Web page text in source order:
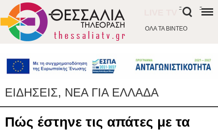
ΟΛΑ ΤΑ ΒΙΝΤΕΟ
- -
ΕΙΔΗΣΕΙΣ, ΝΕΑ ΓΙΑ ΕΛΛΑΔΑ
Πώς έστηνε τις απάτες με τα